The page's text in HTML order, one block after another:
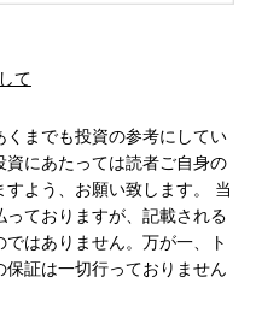
て
までも投資の参考にしてい
にあたっては読者ご自身の
よう、お願い致します。 当
ておりますが、記載される
はありません。万が一、ト
証は一切行っておりません